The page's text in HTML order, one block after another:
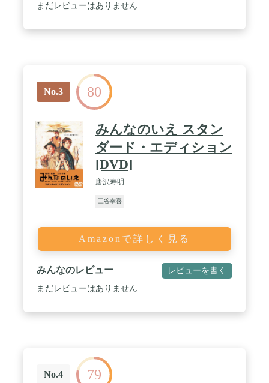
まだレビューはありません
No.3 80
みんなのいえ スタン
ダード・エディション
[DVD]
唐沢寿明
三谷幸喜
Amazonで詳しく見る
みんなのレビュー レビューを書く
まだレビューはありません
No.4 79